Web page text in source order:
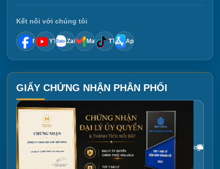
Kết nối với chúng tôi
f YT Zalo Mail TT App
GIẤY CHỨNG NHẬN PHÂN PHỐI
Gắn link ảnh giấy chứng nhận tại đây